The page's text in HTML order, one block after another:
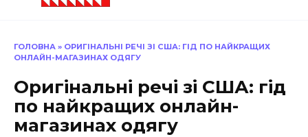
ГОЛОВНА » ОРИГІНАЛЬНІ РЕЧІ ЗІ США: ГІД ПО НАЙКРАЩИХ
ОНЛАЙН-МАГАЗИНАХ ОДЯГУ
Оригінальні речі зі США: гід
по найкращих онлайн-
магазинах одягу